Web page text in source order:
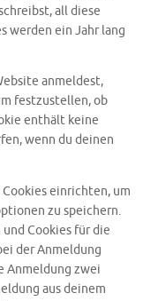
all diese
werden ein Jahr lang
anmeldest,
festzustellen, ob
enthält keine
wenn du deinen
einrichten, um
zu speichern.
Cookies für die
der Anmeldung
Anmeldung zwei
aus deinem